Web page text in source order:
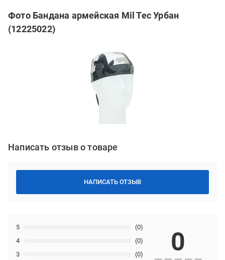
Фото Бандана армейская Mil Tec Урбан
(12225022)
Написать отзыв о товаре
НАПИСАТЬ ОТЗЫВ
3 (0)
4 (0)
5 (0)
0